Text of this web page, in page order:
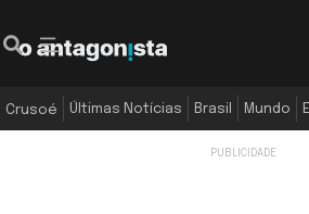
Crusoé Últimas Notícias Brasil Mundo